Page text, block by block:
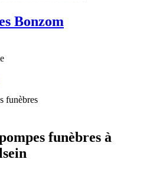
Bonzom
funèbres
funèbres à